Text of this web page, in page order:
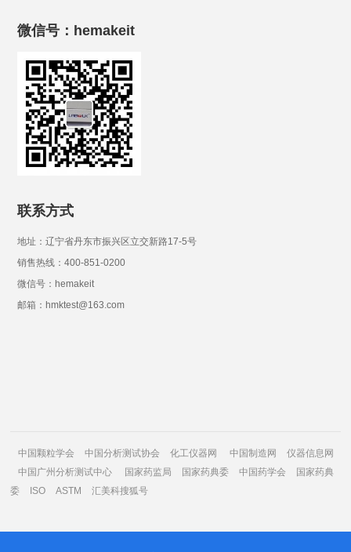
微信号：hemakeit
联系方式
地址：辽宁省丹东市振兴区立交新路17-5号
销售热线：400-851-0200
微信号：hemakeit
邮箱：hmktest@163.com
中国颗粒学会 中国分析测试协会 化工仪器网 中国制造网
仪器信息网
中国广州分析测试中心
国家药监局 国家药典委 中国药学会
国家药典
委
ISO ASTM 汇美科搜狐号